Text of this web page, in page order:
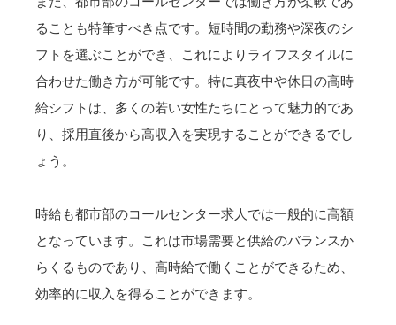
ることも特筆すべき点です。短時間の勤務や深夜のシ
フトを選ぶことができ、これによりライフスタイルに
合わせた働き方が可能です。特に真夜中や休日の高時
給シフトは、多くの若い女性たちにとって魅力的であ
り、採用直後から高収入を実現することができるでし
ょう。
時給も都市部のコールセンター求人では一般的に高額
となっています。これは市場需要と供給のバランスか
らくるものであり、高時給で働くことができるため、
効率的に収入を得ることができます。